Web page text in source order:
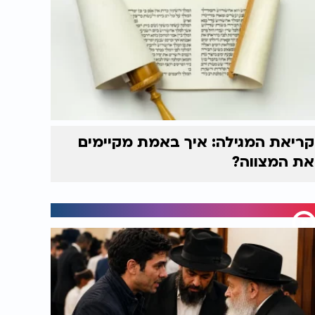
קריאת המגילה: איך באמת מקיימים
את המצווה?